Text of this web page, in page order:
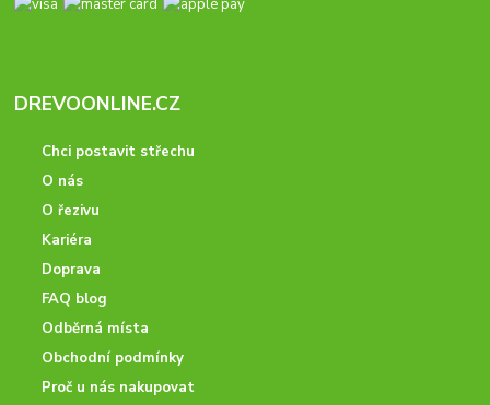
DREVOONLINE.CZ
Chci postavit střechu
O nás
O řezivu
Kariéra
Doprava
FAQ blog
Odběrná místa
Obchodní podmínky
Proč u nás nakupovat